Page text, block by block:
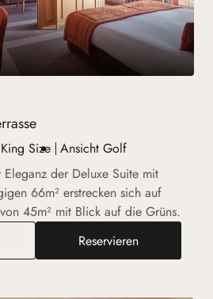
King Size Ansicht Golf
der Deluxe Suite mit
66m² erstrecken sich auf
45m² mit Blick auf die Grüns.
Deluxe mit Terrasse
Reservieren